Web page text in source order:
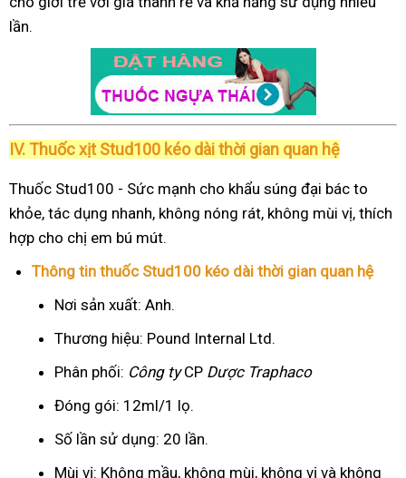
lần.
IV. Thuốc xịt Stud100 kéo dài thời gian quan hệ
Thuốc Stud100 - Sức mạnh cho khẩu súng đại bác to
khỏe, tác dụng nhanh, không nóng rát, không mùi vị, thích
hợp cho chị em bú mút.
Thông tin thuốc Stud100 kéo dài thời gian quan hệ
Nơi sản xuất: Anh.
Thương hiệu: Pound Internal Ltd.
Phân phối: Công tyCP Dược Traphaco
Đóng gói: 12ml/1 lọ.
Số lần sử dụng: 20 lần.
Mùi vị: Không mầu, không mùi, không vị và không